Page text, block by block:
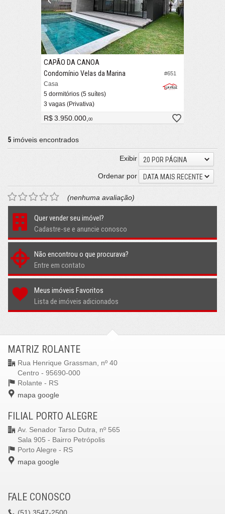
#651
CAPÃO DA CANOA
Condomínio Velas da Marina
Casa
5 dormitórios (5 suítes)
3 vagas (Privativa)
R$ 3.950.000,00
5 imóveis encontrados
Exibir
20 POR PÁGINA
Ordenar por
DATA MAIS RECENTE
(nenhuma avaliação)
Quer vender seu imóvel?
Cadastre-se e anuncie conosco
Não encontrou o que procurava?
Entre em contato
Meus imóveis Favoritos
Lista de imóveis adicionados
MATRIZ ROLANTE
Rua Henrique Grassman, nº 40
Centro - 95690-000
Rolante - RS
mapa google
FILIAL PORTO ALEGRE
Av. Senador Tarso Dutra, nº 565
Sala 905 - Bairro Petrópolis
Porto Alegre - RS
mapa google
FALE CONOSCO